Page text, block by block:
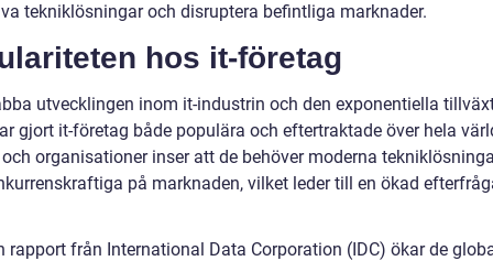
tekniklösningar och disruptera befintliga marknader.
hos it-företag
utvecklingen inom it-industrin och den exponentiella
gjort it-företag både populära och eftertraktade över hela
organisationer inser att de behöver moderna
på marknaden, vilket leder till en ökad
rapport från International Data Corporation (IDC) ökar de